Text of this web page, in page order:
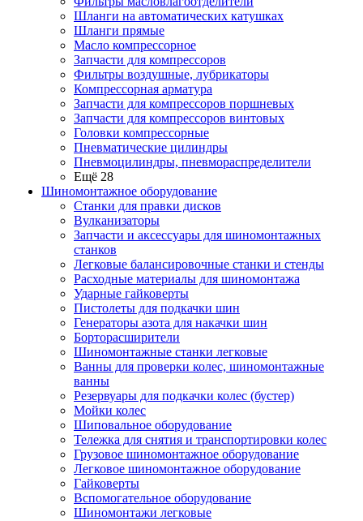
Шланги на автоматических катушках
Шланги прямые
Масло компрессорное
Запчасти для компрессоров
Фильтры воздушные, лубрикаторы
Компрессорная арматура
Запчасти для компрессоров поршневых
Запчасти для компрессоров винтовых
Головки компрессорные
Пневматические цилиндры
Пневмоцилиндры, пневмораспределители
Ещё 28
Шиномонтажное оборудование
Станки для правки дисков
Вулканизаторы
Запчасти и аксессуары для шиномонтажных
станков
Легковые балансировочные станки и стенды
Расходные материалы для шиномонтажа
Ударные гайковерты
Пистолеты для подкачки шин
Генераторы азота для накачки шин
Борторасширители
Шиномонтажные станки легковые
Ванны для проверки колес, шиномонтажные
ванны
Резервуары для подкачки колес (бустер)
Мойки колес
Шиповальное оборудование
Тележка для снятия и транспортировки колес
Грузовое шиномонтажное оборудование
Легковое шиномонтажное оборудование
Гайковерты
Вспомогательное оборудование
Шиномонтажи легковые